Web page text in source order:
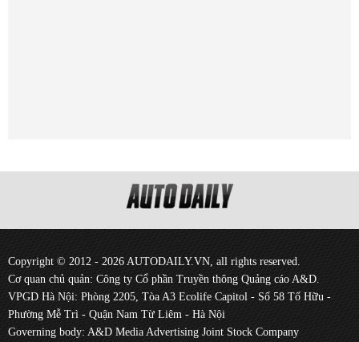
Copyright © 2012 - 2026 AUTODAILY.VN, all rights reserved.
Cơ quan chủ quản: Công ty Cổ phần Truyền thông Quảng cáo A&D.
VPGD Hà Nội: Phòng 2205, Tòa A3 Ecolife Capitol - Số 58 Tố Hữu -
Phường Mễ Trì - Quận Nam Từ Liêm - Hà Nội
Governing body: A&D Media Advertising Joint Stock Company